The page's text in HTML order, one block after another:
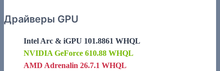
Драйверы GPU
Intel Arc & iGPU 101.8861 WHQL
NVIDIA GeForce 610.88 WHQL
AMD Adrenalin 26.7.1 WHQL